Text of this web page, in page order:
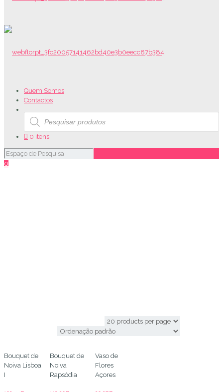
Quem Somos
Contactos
Products
search
0 itens
0
Bouquet de
Noiva Lisboa
I
Bouquet de
Noiva
Rapsódia
Vaso de
Flores
Açores